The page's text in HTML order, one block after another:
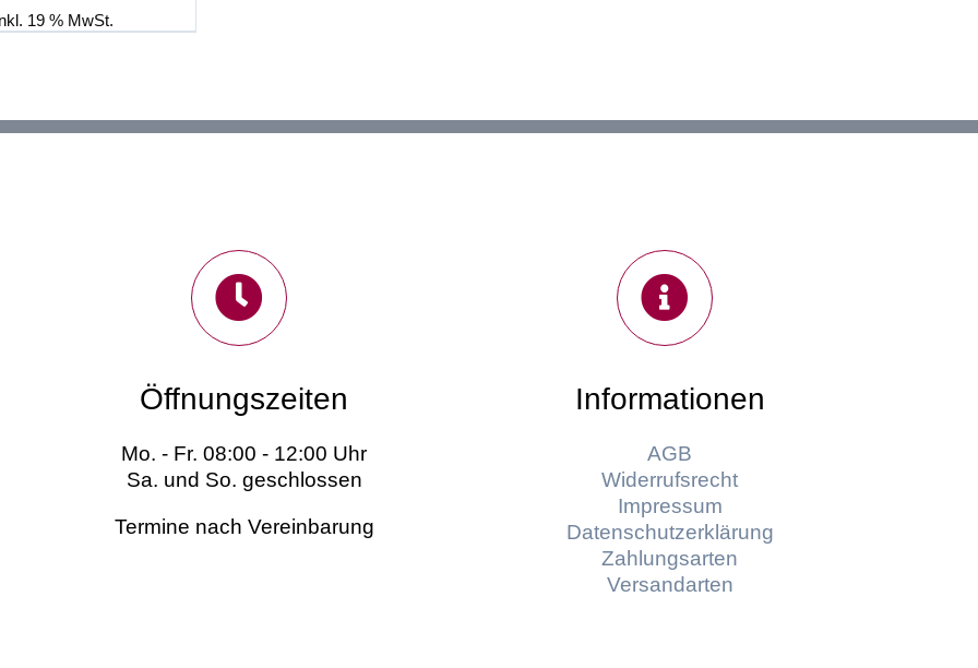
19 % MwSt.
Öffnungszeiten
Mo. - Fr. 08:00 - 12:00 Uhr
Sa. und So. geschlossen
Termine nach Vereinbarung
Informationen
AGB
Widerrufsrecht
Impressum
Datenschutzerklärung
Zahlungsarten
Versandarten